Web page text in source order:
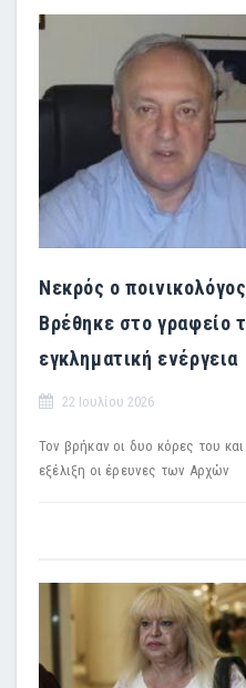
Νεκρός ο
Βρέθηκε στο γραφείο
εγκληματική ενέργεια
22 Ιουλίου 2026
Τον βρήκαν οι δυο κόρες του
εξέλιξη οι έρευνες των Αρχών